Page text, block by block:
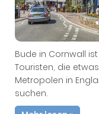
Bude in Cornwall
Touristen, die
Metropolen in
suchen.